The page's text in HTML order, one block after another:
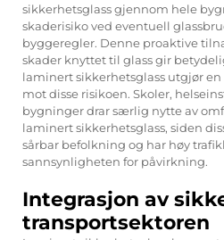
sikkerhetsglass gjennom hele
skaderisiko ved eventuell
byggeregler. Denne proaktive
skader knyttet til glass gir
laminert sikkerhetsglass utgjør
mot disse risikoen. Skoler,
bygninger drar særlig nytte av
laminert sikkerhetsglass, siden
sårbar befolkning og har høy
sannsynligheten for påvirkning.
Integrasjon av
transportsektoren